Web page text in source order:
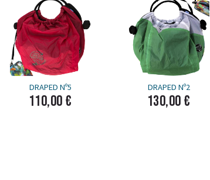
DRAPED Nº5
110,00 €
DRAPED Nº2
130,00 €